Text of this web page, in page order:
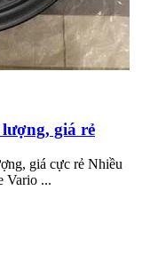
giá rẻ
giá cực rẻ Nhiều
Vario ...